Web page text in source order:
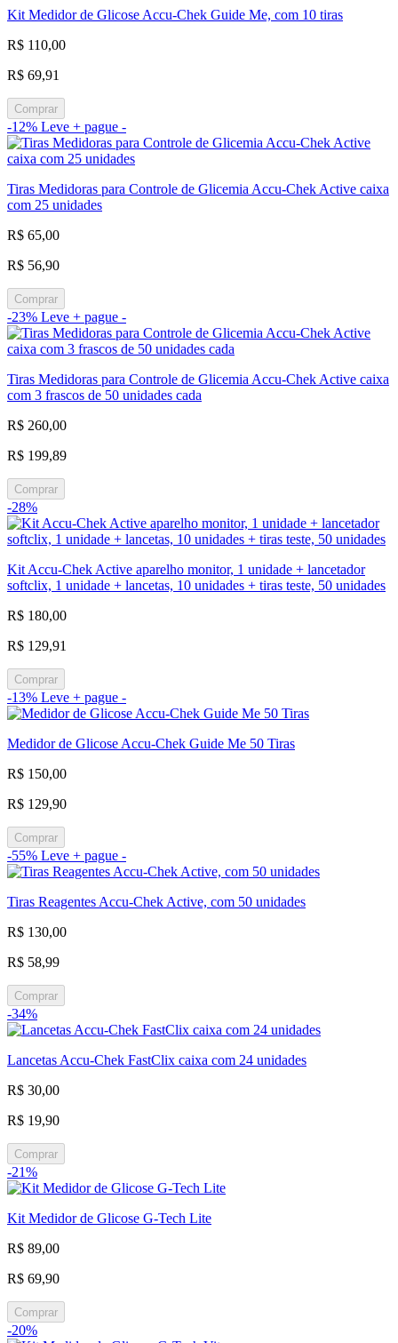
Kit Medidor de Glicose Accu-Chek Guide Me, com 10 tiras
R$ 110,00
R$ 69,91
Comprar
-12% Leve + pague -
Tiras Medidoras para Controle de Glicemia Accu-Chek Active caixa
com 25 unidades
R$ 65,00
R$ 56,90
Comprar
-23% Leve + pague -
Tiras Medidoras para Controle de Glicemia Accu-Chek Active caixa
com 3 frascos de 50 unidades cada
R$ 260,00
R$ 199,89
Comprar
-28%
Kit Accu-Chek Active aparelho monitor, 1 unidade + lancetador
softclix, 1 unidade + lancetas, 10 unidades + tiras teste, 50 unidades
R$ 180,00
R$ 129,91
Comprar
-13% Leve + pague -
Medidor de Glicose Accu-Chek Guide Me 50 Tiras
R$ 150,00
R$ 129,90
Comprar
-55% Leve + pague -
Tiras Reagentes Accu-Chek Active, com 50 unidades
R$ 130,00
R$ 58,99
Comprar
-34%
Lancetas Accu-Chek FastClix caixa com 24 unidades
R$ 30,00
R$ 19,90
Comprar
-21%
Kit Medidor de Glicose G-Tech Lite
R$ 89,00
R$ 69,90
Comprar
-20%